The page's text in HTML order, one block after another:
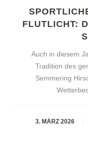
FLUTLICHT:
Auch in diesem
Tradition des
Semmering
3. MÄRZ 2026